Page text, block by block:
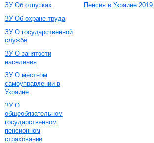
ЗУ Об отпусках
ЗУ Об охране труда
ЗУ О государственной
службе
ЗУ О занятости
населения
ЗУ О местном
самоуправлении в
Украине
ЗУ О
общеобязательном
государственном
пенсионном
страховании
Пенсия в Украине 2019